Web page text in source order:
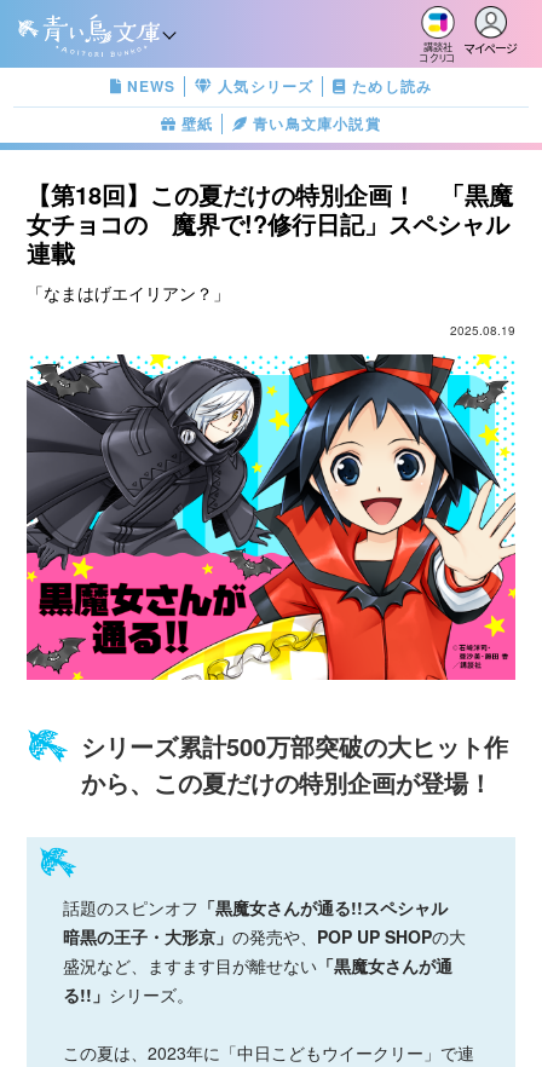
講談社
コクリコ
マイページ
NEWS 人気シリーズ
ためし読み
壁紙
青い鳥文庫小説賞
【第18回】この夏だけの特別企画！ 「黒魔
女チョコの 魔界で!?修行日記」スペシャル
連載
「なまはげエイリアン？」
2025.08.19
シリーズ累計500万部突破の大ヒット作
から、この夏だけの特別企画が登場！
話題のスピンオフ 「黒魔女さんが通る!!スペシャル
暗黒の王子・大形京」の発売や、 POP UP SHOPの大
盛況など、ますます目が離せない 「黒魔女さんが通
る!!」 シリーズ。
この夏は、2023年に「中日こどもウイークリー」で連